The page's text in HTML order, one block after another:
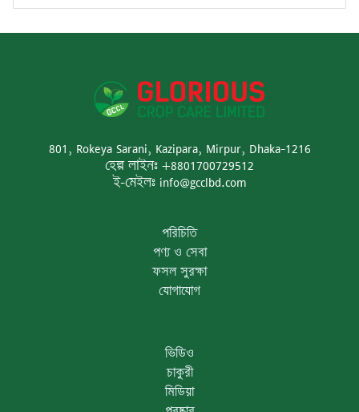
801, Rokeya Sarani, Kazipara, Mirpur, Dhaka-1216
হেল্প লাইনঃ +8801700729512
ই-মেইলঃ info@gcclbd.com
পরিচিতি
পণ্য ও সেবা
ফসল সুরক্ষা
যোগাযোগ
ভিডিও
চাকুরী
মিডিয়া